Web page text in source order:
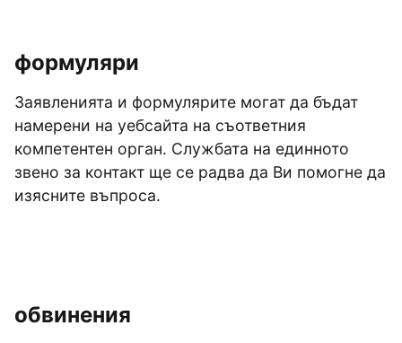
формуляри
Заявленията и формулярите могат да бъдат
намерени на уебсайта на съответния
компетентен орган. Службата на единното
звено за контакт ще се радва да Ви помогне да
изясните въпроса.
обвинения